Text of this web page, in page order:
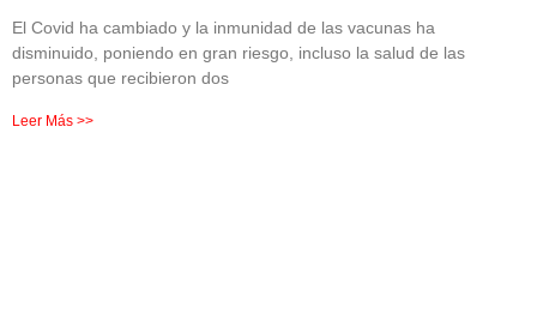
El Covid ha cambiado y la inmunidad de las vacunas ha
disminuido, poniendo en gran riesgo, incluso la salud de las
personas que recibieron dos
Leer Más >>